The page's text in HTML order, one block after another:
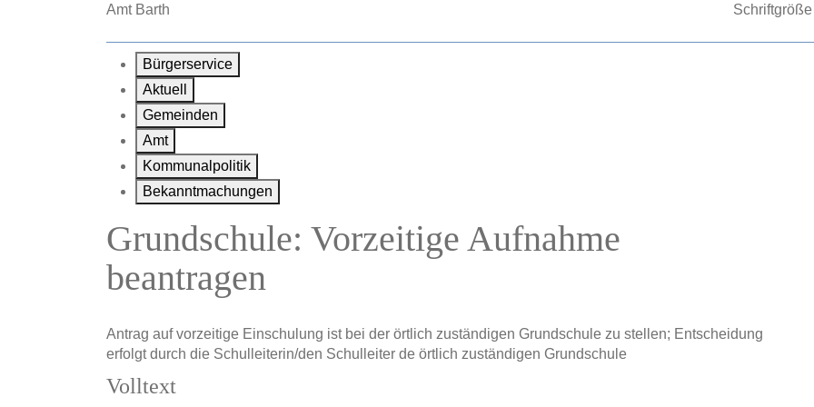
Zum Hauptinhalt springen
Amt Barth Schriftgröße
Bürgerservice
Aktuell
Gemeinden
Amt
Kommunalpolitik
Bekanntmachungen
Grundschule: Vorzeitige Aufnahme
beantragen
Antrag auf vorzeitige Einschulung ist bei der örtlich zuständigen Grundschule zu stellen; Entscheidung
erfolgt durch die Schulleiterin/den Schulleiter de örtlich zuständigen Grundschule
Volltext